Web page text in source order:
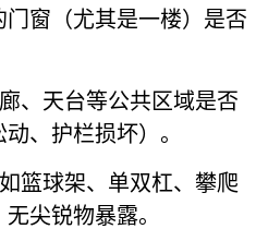
窗（尤其是一楼）是否
、天台等公共区域是否
、护栏损坏）。
篮球架、单双杠、攀爬
尖锐物暴露。